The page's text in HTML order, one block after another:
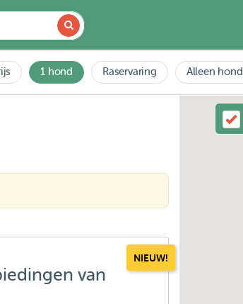
1 hond Raservaring Alleen
NIEUW!
van